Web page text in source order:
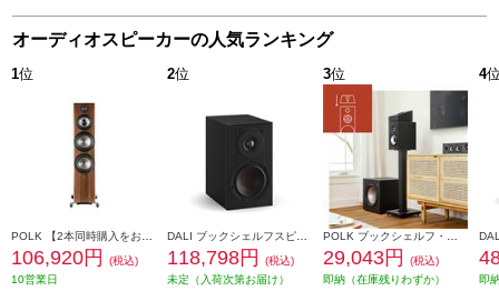
オーディオスピーカーの人気ランキング
1位
106,920円
(税込)
10営業日
2位
118,798円
(税込)
未定（入荷次第お届け）
3位
29,043円
(税込)
即納（在庫残りわずか）
4
即